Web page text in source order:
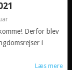
Derfor blev
i
Læs mere